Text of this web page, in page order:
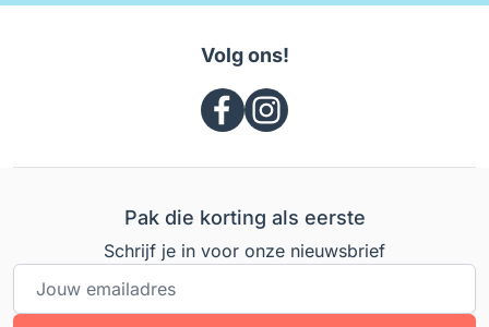
Volg ons!
Pak die korting als eerste
Schrijf je in voor onze nieuwsbrief
E-mailadres